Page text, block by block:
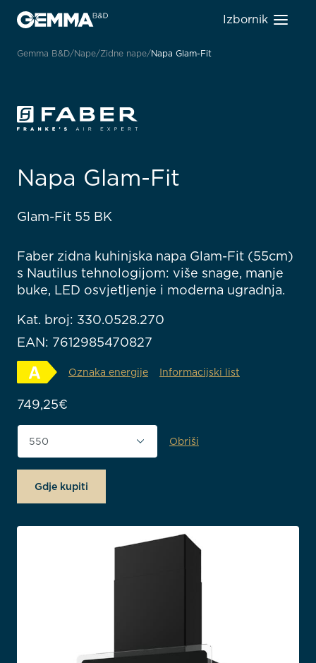
Izbornik
Gemma B&D Nape Zidne nape Napa Glam-Fit
Napa Glam-Fit
Glam-Fit 55 BK
Faber zidna kuhinjska napa Glam-Fit (55cm)
s Nautilus tehnologijom: više snage, manje
buke, LED osvjetljenje i moderna ugradnja.
Kat. broj: 330.0528.270
EAN: 7612985470827
Oznaka energije Informacijski list
749,25€
Širina proizvoda (mm) Obriši
Gdje kupiti